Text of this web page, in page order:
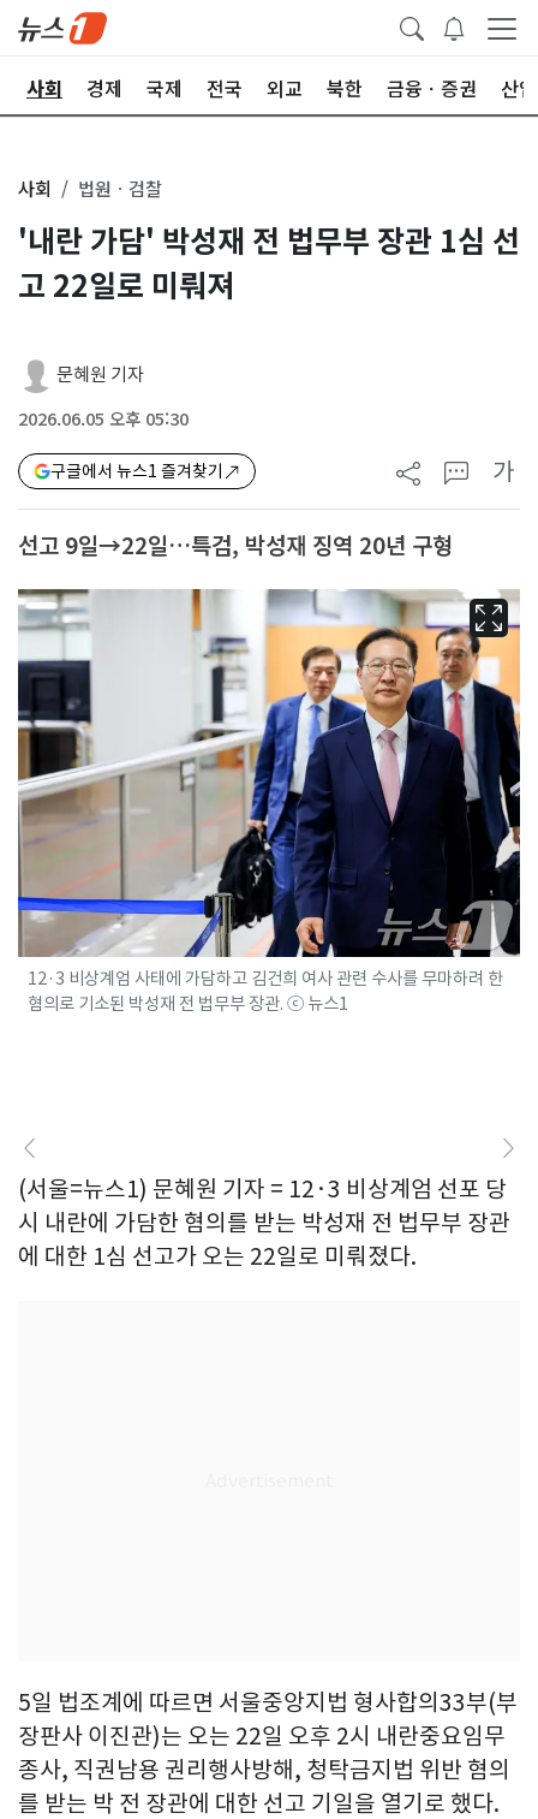
사회 경제 국제 전국 외교 북한 금융ㆍ증권 산업
사회 법원ㆍ검찰
'내란 가담' 박성재 전 법무부 장관 1심 선
고 22일로 미뤄져
문혜원 기자
2026.06.05 오후 05:30
구글에서 뉴스1 즐겨찾기 가
선고 9일→22일…특검, 박성재 징역 20년 구형
12·3 비상계엄 사태에 가담하고 김건희 여사 관련 수사를 무마하려 한
혐의로 기소된 박성재 전 법무부 장관. ⓒ 뉴스1
(서울=뉴스1) 문혜원 기자 = 12·3 비상계엄 선포 당
시 내란에 가담한 혐의를 받는 박성재 전 법무부 장관
에 대한 1심 선고가 오는 22일로 미뤄졌다.
5일 법조계에 따르면 서울중앙지법 형사합의33부(부
장판사 이진관)는 오는 22일 오후 2시 내란중요임무
종사, 직권남용 권리행사방해, 청탁금지법 위반 혐의
를 받는 박 전 장관에 대한 선고 기일을 열기로 했다.